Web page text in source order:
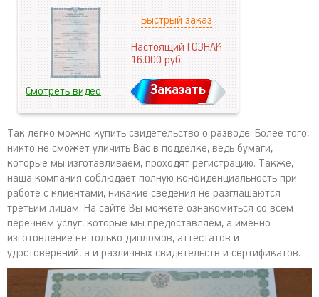
Быстрый заказ
Настоящий ГОЗНАК
16.000руб.
Смотреть видео Заказать
Так легко можно купить свидетельство о разводе. Более того,
никто не сможет уличить Вас в подделке, ведь бумаги,
которые мы изготавливаем, проходят регистрацию. Также,
наша компания соблюдает полную конфиденциальность при
работе с клиентами, никакие сведения не разглашаются
третьим лицам. На сайте Вы можете ознакомиться со всем
перечнем услуг, которые мы предоставляем, а именно
изготовление не только дипломов, аттестатов и
удостоверений, а и различных свидетельств и сертификатов.